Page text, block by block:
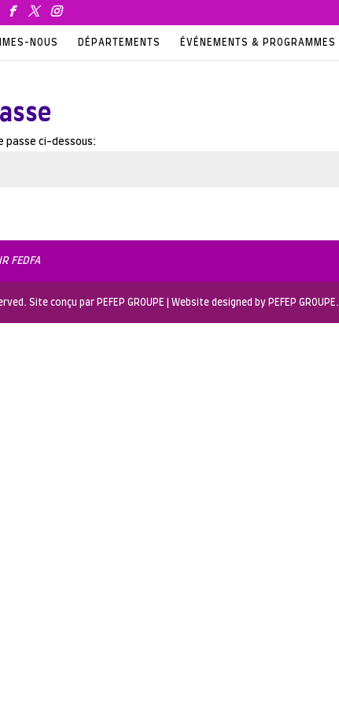
NOUS DÉPARTEMENTS ÉVÉNEMENTS & PROGRAMMES
passe ci-dessous:
FEDFA
Site conçu par PEFEP GROUPE | Website designed by PEFEP GROUPE.